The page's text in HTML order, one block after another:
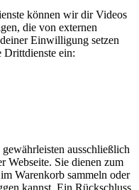
können wir dir Videos
die von externen
Einwilligung setzen
Drittdienste ein:
ausschließlich
Webseite. Sie dienen zum
Warenkorb sammeln oder